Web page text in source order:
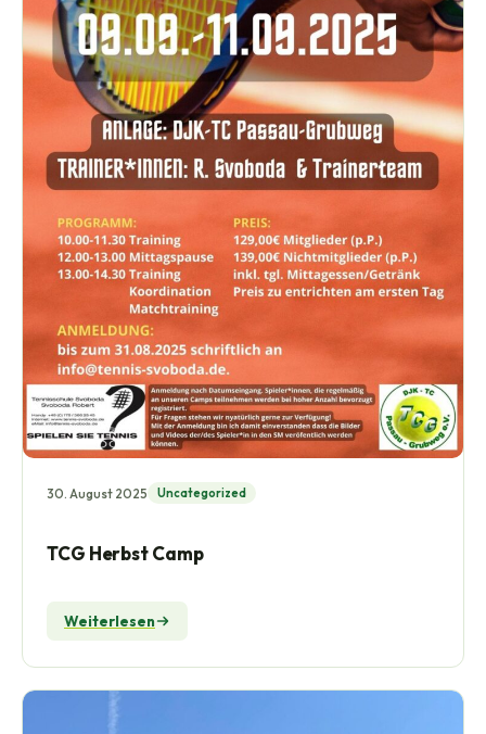
30. August 2025 Uncategorized
TCG Herbst Camp
Weiterlesen